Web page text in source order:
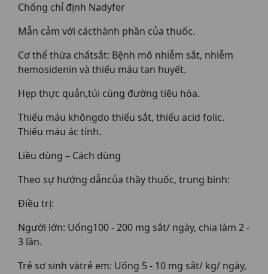
Chống chỉ định Nadyfer
Mẫn cảm với cácthành phần của thuốc.
Cơ thể thừa chấtsắt: Bệnh mô nhiễm sắt, nhiễm
hemosidenin và thiếu máu tan huyết.
Hẹp thực quản,túi cùng đường tiêu hóa.
Thiếu máu khôngdo thiếu sắt, thiếu acid folic.
Thiếu máu ác tính.
Liều dùng – Cách dùng
Theo sự hướng dẫncủa thầy thuốc, trung bình:
Điều trị:
Người lớn: Uống100 - 200 mg sắt/ ngày, chia làm 2 -
3 lần.
Trẻ sơ sinh vàtrẻ em: Uống 5 - 10 mg sắt/ kg/ ngày,